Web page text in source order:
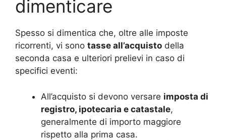
dimenticare
Spesso si dimentica che, oltre alle imposte
ricorrenti, vi sono tasse all’acquisto della
seconda casa e ulteriori prelievi in caso di
specifici eventi:
All’acquisto si devono versare imposta di
registro, ipotecaria e catastale,
generalmente di importo maggiore
rispetto alla prima casa.